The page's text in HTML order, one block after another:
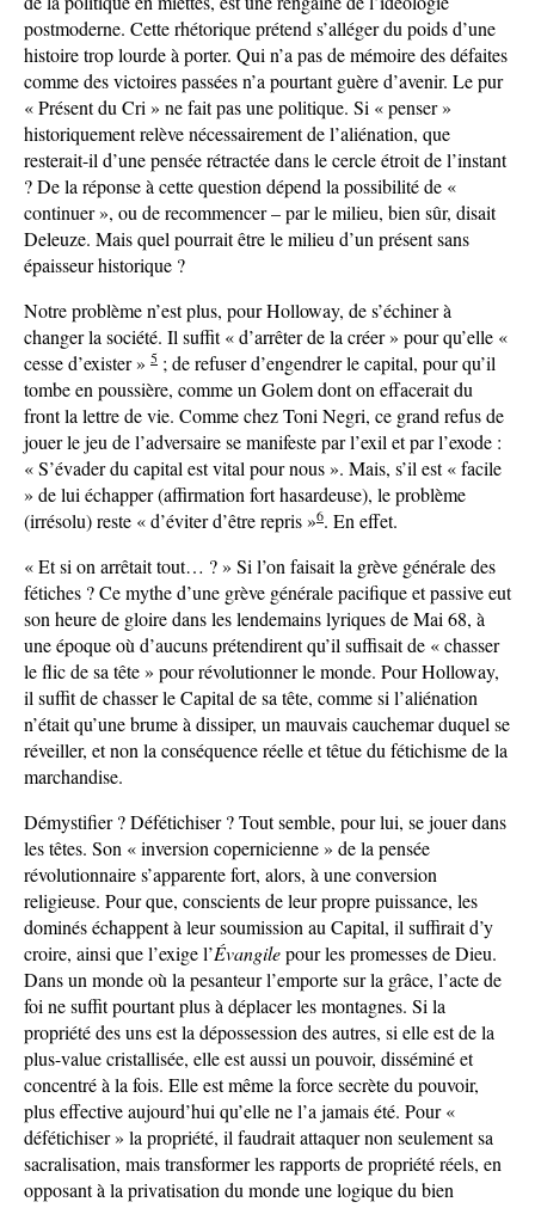
postmoderne. Cette rhétorique prétend s’alléger du poids d’une
histoire trop lourde à porter. Qui n’a pas de mémoire des défaites
comme des victoires passées n’a pourtant guère d’avenir. Le pur
« Présent du Cri » ne fait pas une politique. Si « penser »
historiquement relève nécessairement de l’aliénation, que
resterait-il d’une pensée rétractée dans le cercle étroit de l’instant
? De la réponse à cette question dépend la possibilité de «
continuer », ou de recommencer – par le milieu, bien sûr, disait
Deleuze. Mais quel pourrait être le milieu d’un présent sans
épaisseur historique ?
Notre problème n’est plus, pour Holloway, de s’échiner à
changer la société. Il suffit « d’arrêter de la créer » pour qu’elle «
cesse d’exister » 5 ; de refuser d’engendrer le capital, pour qu’il
tombe en poussière, comme un Golem dont on effacerait du
front la lettre de vie. Comme chez Toni Negri, ce grand refus de
jouer le jeu de l’adversaire se manifeste par l’exil et par l’exode :
« S’évader du capital est vital pour nous ». Mais, s’il est « facile
» de lui échapper (affirmation fort hasardeuse), le problème
(irrésolu) reste « d’éviter d’être repris »6. En effet.
« Et si on arrêtait tout… ? » Si l’on faisait la grève générale des
fétiches ? Ce mythe d’une grève générale pacifique et passive eut
son heure de gloire dans les lendemains lyriques de Mai 68, à
une époque où d’aucuns prétendirent qu’il suffisait de « chasser
le flic de sa tête » pour révolutionner le monde. Pour Holloway,
il suffit de chasser le Capital de sa tête, comme si l’aliénation
n’était qu’une brume à dissiper, un mauvais cauchemar duquel se
réveiller, et non la conséquence réelle et têtue du fétichisme de la
marchandise.
Démystifier ? Défétichiser ? Tout semble, pour lui, se jouer dans
les têtes. Son « inversion copernicienne » de la pensée
révolutionnaire s’apparente fort, alors, à une conversion
religieuse. Pour que, conscients de leur propre puissance, les
dominés échappent à leur soumission au Capital, il suffirait d’y
croire, ainsi que l’exige l’Évangilepour les promesses de Dieu.
Dans un monde où la pesanteur l’emporte sur la grâce, l’acte de
foi ne suffit pourtant plus à déplacer les montagnes. Si la
propriété des uns est la dépossession des autres, si elle est de la
plus-value cristallisée, elle est aussi un pouvoir, disséminé et
concentré à la fois. Elle est même la force secrète du pouvoir,
plus effective aujourd’hui qu’elle ne l’a jamais été. Pour «
défétichiser » la propriété, il faudrait attaquer non seulement sa
sacralisation, mais transformer les rapports de propriété réels, en
opposant à la privatisation du monde une logique du bien